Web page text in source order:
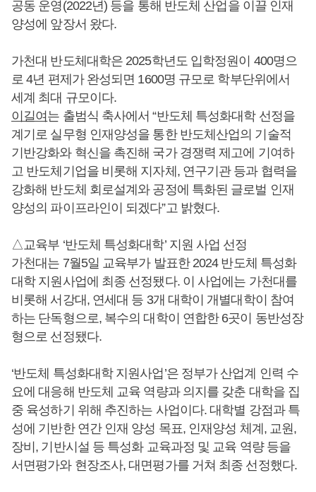
공동 운영(2022년) 등을 통해 반도체 산업을 이끌 인재
양성에 앞장서 왔다.
가천대 반도체대학은 2025학년도 입학정원이 400명으
로 4년 편제가 완성되면 1600명 규모로 학부단위에서
세계 최대 규모이다.
이길여 는 출범식 축사에서 “반도체 특성화대학 선정을
계기로 실무형 인재양성을 통한 반도체산업의 기술적
기반강화와 혁신을 촉진해 국가 경쟁력 제고에 기여하
고 반도체기업을 비롯해 지자체, 연구기관 등과 협력을
강화해 반도체 회로설계와 공정에 특화된 글로벌 인재
양성의 파이프라인이 되겠다”고 밝혔다.
△교육부 ‘반도체 특성화대학’ 지원 사업 선정
가천대는 7월5일 교육부가 발표한 2024 반도체 특성화
대학 지원사업에 최종 선정됐다. 이 사업에는 가천대를
비롯해 서강대, 연세대 등 3개 대학이 개별대학이 참여
하는 단독형으로, 복수의 대학이 연합한 6곳이 동반성장
형으로 선정됐다.
‘반도체 특성화대학 지원사업’은 정부가 산업계 인력 수
요에 대응해 반도체 교육 역량과 의지를 갖춘 대학을 집
중 육성하기 위해 추진하는 사업이다. 대학별 강점과 특
성에 기반한 연간 인재 양성 목표, 인재양성 체계, 교원,
장비, 기반시설 등 특성화 교육과정 및 교육 역량 등을
서면평가와 현장조사, 대면평가를 거쳐 최종 선정했다.